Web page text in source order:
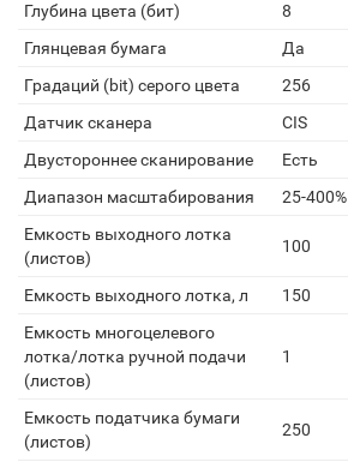
Глубина цвета (бит)
8
Глянцевая бумага
Да
Градаций (bit) серого цвета
256
Датчик сканера
CIS
Двустороннее сканирование
Есть
Диапазон масштабирования
25-400%
Емкость выходного лотка
(листов)
100
Емкость выходного лотка, л
150
Емкость многоцелевого
лотка/лотка ручной подачи
(листов)
1
Емкость податчика бумаги
(листов)
250